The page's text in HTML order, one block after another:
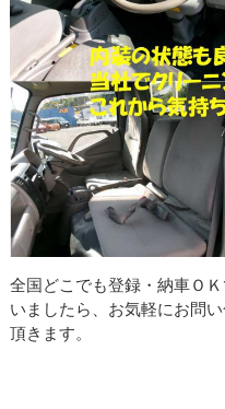
全国どこでも登録・納車Ｏ
いましたら、お気軽にお問
頂きます。